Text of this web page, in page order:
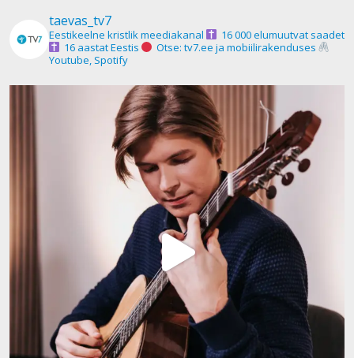
taevas_tv7
Eestikeelne kristlik meediakanal
16 000 elumuutvat saadet
16 aastat Eestis
Otse: tv7.ee ja mobiilirakenduses
Youtube, Spotify